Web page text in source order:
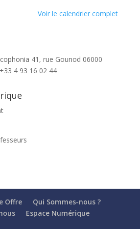
Voir le calendrier complet
41, rue Gounod 06000
4 93 16 02 44
Offre
Qui Sommes-nous ?
Espace Numérique